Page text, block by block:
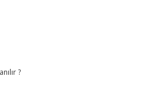
?